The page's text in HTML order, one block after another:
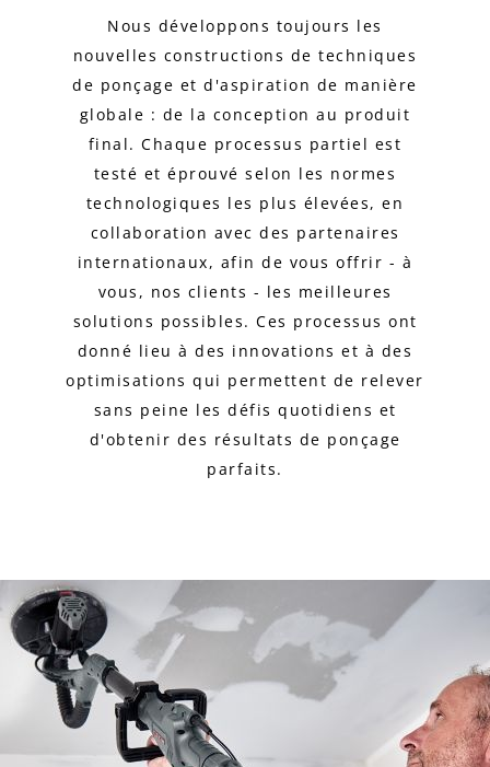
Nous développons toujours les
nouvelles constructions de techniques
de ponçage et d'aspiration de manière
globale : de la conception au produit
final. Chaque processus partiel est
testé et éprouvé selon les normes
technologiques les plus élevées, en
collaboration avec des partenaires
internationaux, afin de vous offrir - à
vous, nos clients - les meilleures
solutions possibles. Ces processus ont
donné lieu à des innovations et à des
optimisations qui permettent de relever
sans peine les défis quotidiens et
d'obtenir des résultats de ponçage
parfaits.